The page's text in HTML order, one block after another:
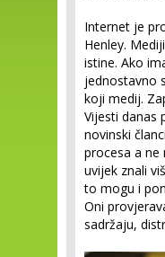
Internet je
Henley.
istine. Ako
jednostavno
koji medij.
Vijesti danas
novinski
procesa a ne
uvijek znali
to mogu i
Oni
sadržaju,